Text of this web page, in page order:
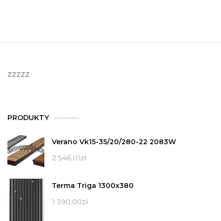
zzzzz
PRODUKTY
Verano Vk15-35/20/280-22 2083W
2 546,01zł
Terma Triga 1300x380
1 390,00zł